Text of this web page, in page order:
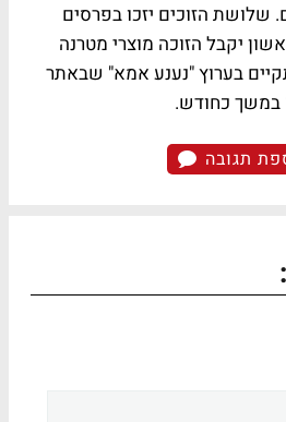
שלושת הזוכים יזכו בפרסים
יקבל הזוכה מוצרי מטרנה
בערוץ "נענע אמא" שבאתר
תגובה